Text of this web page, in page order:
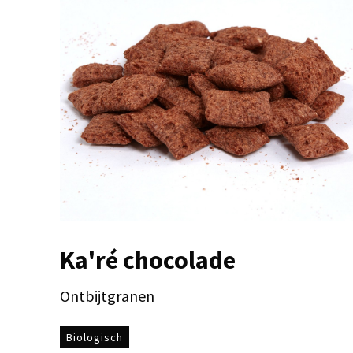
Ka'ré chocolade
Ontbijtgranen
Biologisch